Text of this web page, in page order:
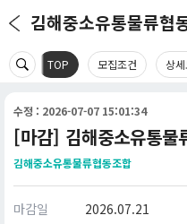
김해중소유통물류협
TOP 모집조건 상
수정 : 2026-07-07 15:01:34
[마감] 김해중소유통물
김해중소유통물류협동조합
마감일
2026.07.21